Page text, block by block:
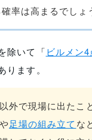
確率は高まるでしょ
除いて「ビルメン4
ります。
外で現場に出たこ
や足場の組み立て な